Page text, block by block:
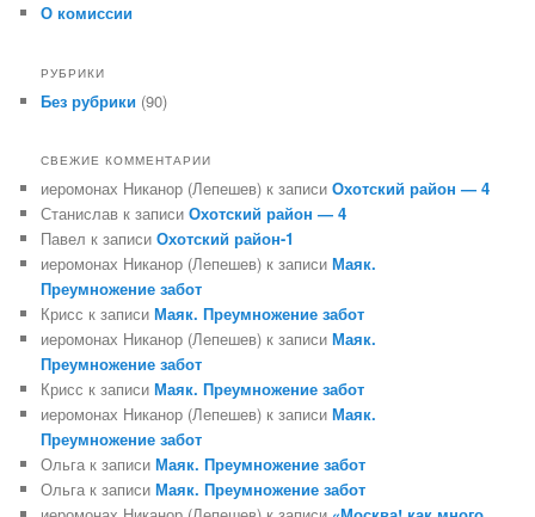
О комиссии
РУБРИКИ
Без рубрики (90)
СВЕЖИЕ КОММЕНТАРИИ
иеромонах Никанор (Лепешев) к записиОхотский район — 4
Станислав к записиОхотский район — 4
Павел к записиОхотский район-1
иеромонах Никанор (Лепешев) к записиМаяк.
Преумножение забот
Крисс к записиМаяк. Преумножение забот
иеромонах Никанор (Лепешев) к записиМаяк.
Преумножение забот
Крисс к записиМаяк. Преумножение забот
иеромонах Никанор (Лепешев) к записиМаяк.
Преумножение забот
Ольга к записиМаяк. Преумножение забот
Ольга к записиМаяк. Преумножение забот